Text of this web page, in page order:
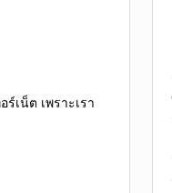
เน็ต เพราะเรา